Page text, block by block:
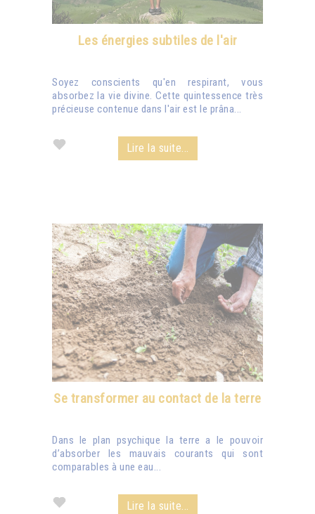
Les énergies subtiles de l'air
Soyez conscients qu'en respirant, vous
absorbez la vie divine. Cette quintessence très
précieuse contenue dans l'air est le prâna...
Lire la suite...
Se transformer au contact de la terre
Dans le plan psychique la terre a le pouvoir
d’absorber les mauvais courants qui sont
comparables à une eau...
Lire la suite...